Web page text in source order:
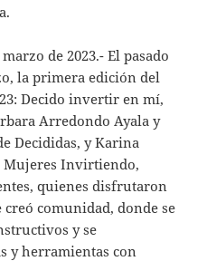
de 2023.- El pasado
la primera edición del
Decido invertir en mí,
Arredondo Ayala y
Decididas, y Karina
Mujeres Invirtiendo,
quienes disfrutaron
creó comunidad, donde se
y se
y herramientas con